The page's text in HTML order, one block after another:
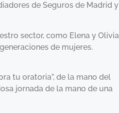
de Seguros de Madrid y
sector, como Elena y Olivia
de mujeres.
tu oratoria”, de la mano del
jornada de la mano de una